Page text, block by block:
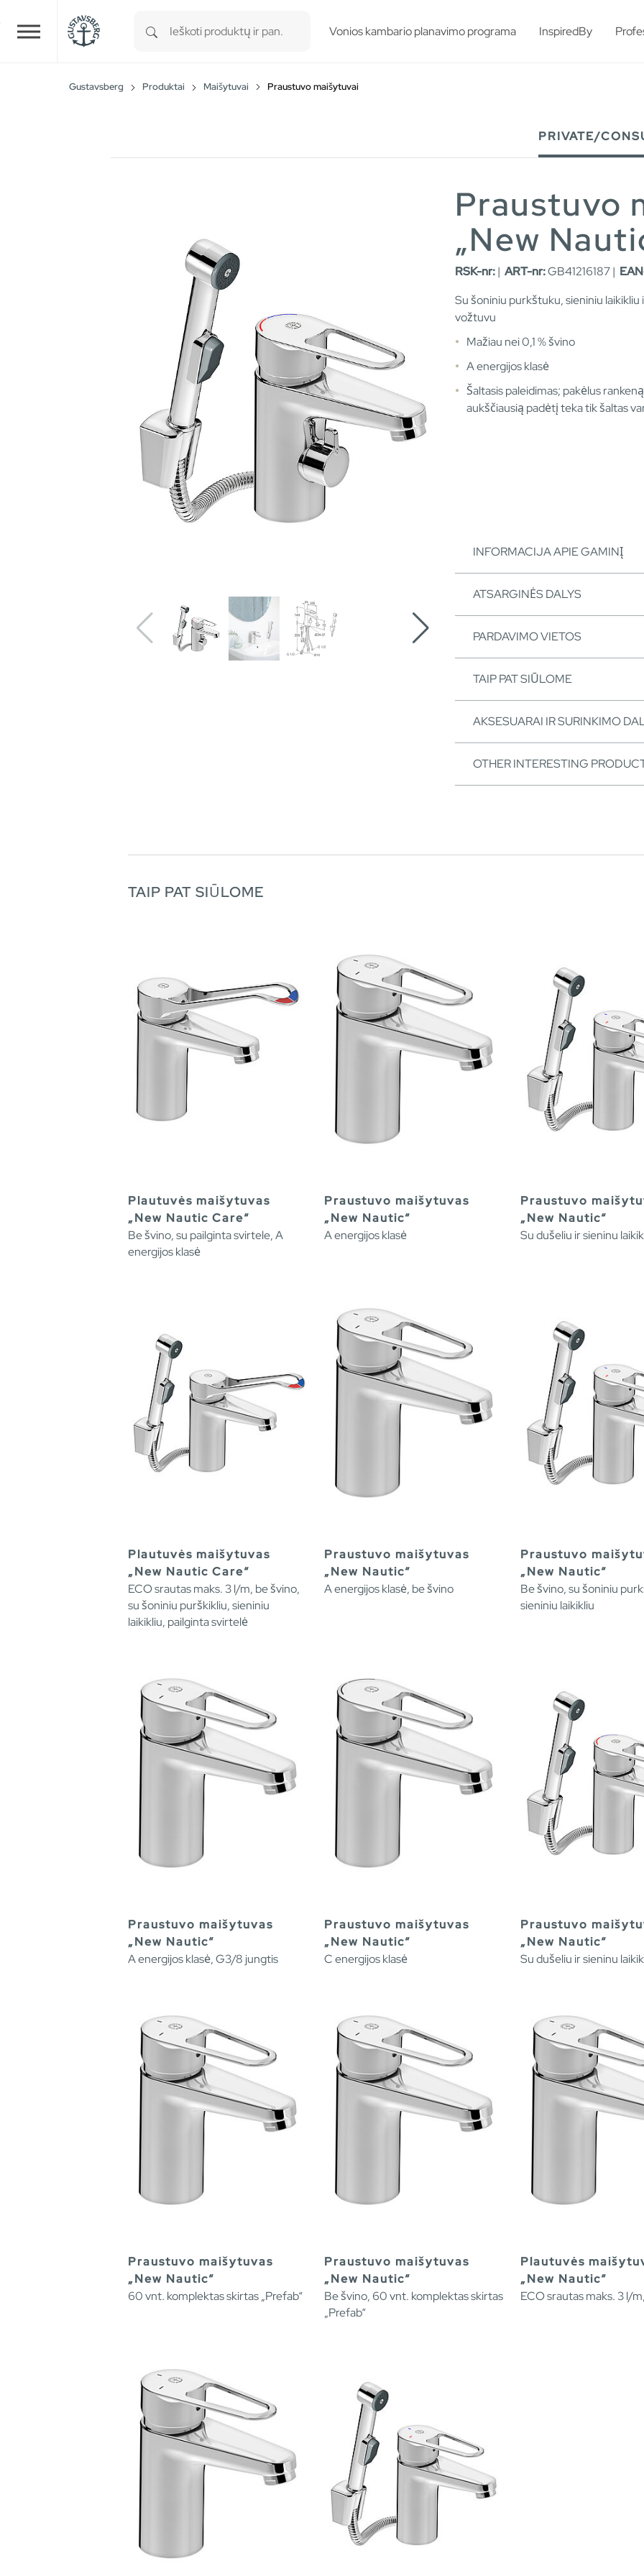
Skip to main content
Type 1 or more characters for results.
Vonios kambario planavimo programa InspiredBy
Gustavsberg Produktai Maišytuvai Praustuvo maišytuvai
PRIVATE/
Praustuvo
„New
RSK-nr:| ART-nr:GB41216187 |
Su šoniniu purkštuku, sieniniu
vožtuvu
Mažiau nei 0,1 % švino
A energijos klasė
Šaltasis paleidimas; pakėlus
aukščiausią padėtį teka tik šaltas
INFORMACIJA APIE GAMINĮ
ATSARGINĖS DALYS
PARDAVIMO VIETOS
TAIP PAT SIŪLOME
AKSESUARAI IR SURINKIMO
OTHER INTERESTING
TAIP PAT SIŪLOME
Plautuvės maišytuvas
„New Nautic Care“
Be švino, su pailginta svirtele, A
energijos klasė
Praustuvo maišytuvas
„New Nautic“
A energijos klasė
Praustuvo
„New Nautic“
Su dušeliu ir sieninu
Plautuvės maišytuvas
„New Nautic Care“
ECO srautas maks. 3 l/m, be švino,
su šoniniu purškikliu, sieniniu
laikikliu, pailginta svirtelė
Praustuvo maišytuvas
„New Nautic“
A energijos klasė, be švino
Praustuvo
„New Nautic“
Be švino, su šoniniu
sieniniu laikikliu
Praustuvo maišytuvas
„New Nautic“
A energijos klasė, G3/8 jungtis
Praustuvo maišytuvas
„New Nautic“
C energijos klasė
Praustuvo
„New Nautic“
Su dušeliu ir sieninu
Praustuvo maišytuvas
„New Nautic“
60 vnt. komplektas skirtas „Prefab“
Praustuvo maišytuvas
„New Nautic“
Be švino, 60 vnt. komplektas skirtas
„Prefab“
Plautuvės
„New Nautic“
ECO srautas maks. 3 l/